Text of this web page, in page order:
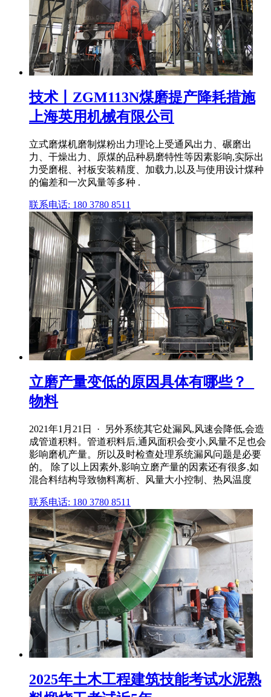
技术丨ZGM113N煤磨提产降耗措施
上海英用机械有限公司
立式磨煤机磨制煤粉出力理论上受通风出力、碾磨出
力、干燥出力、原煤的品种易磨特性等因素影响,实际出
力受磨棍、衬板安装精度、加载力,以及与使用设计煤种
的偏差和一次风量等多种 .
联系电话: 180 3780 8511
立磨产量变低的原因具体有哪些？_
物料
2021年1月21日 · 另外系统其它处漏风,风速会降低,会造
成管道积料。管道积料后,通风面积会变小,风量不足也会
影响磨机产量。所以及时检查处理系统漏风问题是必要
的。 除了以上因素外,影响立磨产量的因素还有很多,如
混合料结构导致物料离析、风量大小控制、热风温度
联系电话: 180 3780 8511
2025年土木工程建筑技能考试水泥熟